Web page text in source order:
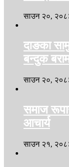
साउन २०,
दाङका
बन्दुक
साउन २०,
समाज
आचार्य
साउन २१,